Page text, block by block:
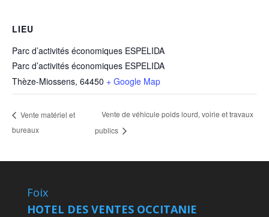
LIEU
Parc d’activités économiques ESPELIDA
Parc d’activités économiques ESPELIDA
Thèze-Miossens, 64450 + Google Map
Vente matériel et
bureaux
Vente de véhicule poids lourd, voirie et travaux
publics
Foix
HOTEL DES VENTES OCCITANIE